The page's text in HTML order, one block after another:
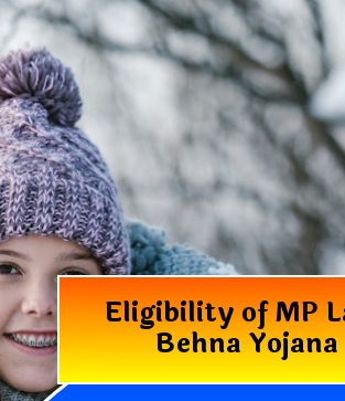
Eligibility of MP
Behna Yojana